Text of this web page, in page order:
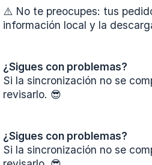
⚠️ No te preocupes: tus
información local y la
¿Sigues con problemas?
Si la sincronización no se
revisarlo. 😎
¿Sigues con problemas?
Si la sincronización no se